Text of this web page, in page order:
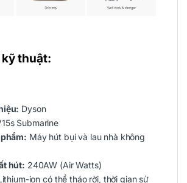
thuật:
Dyson
Submarine
Máy hút bụi và lau nhà không
hút: 240AW (Air Watts)
ion có thể tháo rời, thời gian sử